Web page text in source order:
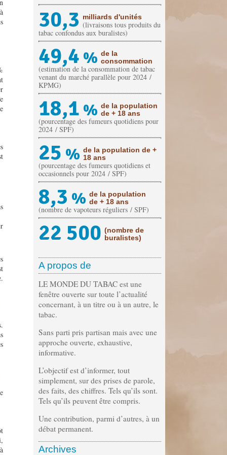
30,3 milliards d'unités
(livraisons tous produits du
tabac confondus aux buralistes)
49,4 % de la
consommation
(estimation de la consommation de tabac
venant du marché parallèle pour 2024 /
KPMG)
18,1 % de la population
de + 18 ans
(pourcentage des fumeurs quotidiens pour
2024 / SPF)
25 % de la population de +
18 ans
(pourcentage des fumeurs quotidiens et
occasionnels pour 2024 / SPF)
8,3 % de la population
de + 18 ans
(nombre de vapoteurs réguliers / SPF)
22 500 (nombre de
buralistes)
A propos de
LE MONDE DU TABAC est une
fenêtre ouverte sur toute l’actualité
concernant, à un titre ou à un autre, le
tabac.
Sans parti pris partisan mais avec une
approche ouverte, exhaustive,
informative.
L’objectif est d’informer, tout
simplement, sur des prises de parole,
des faits, des chiffres. Tels qu’ils sont.
Tels qu’ils peuvent être compris.
Une contribution, parmi d’autres, à un
débat permanent.
Archives